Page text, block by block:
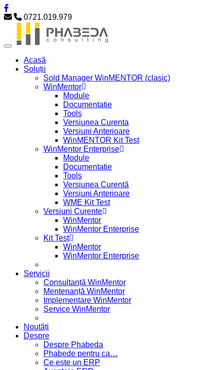
0721.019.979
Acasă
Soluții
Sold Manager WinMENTOR (clasic)
WinMentor
Module
Documentatie
Tools
Versiunea Curenta
Versiuni Anterioare
WinMENTOR Kit Test
WinMentor Enterprise
Module
Documentatie
Tools
Versiunea Curentă
Versiuni Anterioare
WME Kit Test
Versiuni Curente
WinMentor
WinMentor Enterprise
Kit Test
WinMentor
WinMentor Enterprise
Servicii
Consultanță WinMentor
Mentenanță WinMentor
Implementare WinMentor
Service WinMentor
Noutăți
Despre
Despre Phabeda
Phabede pentru ca…
Ce este un ERP